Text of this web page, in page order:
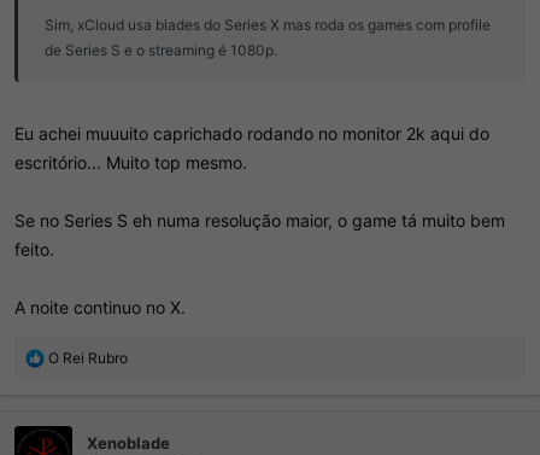
Sim, xCloud usa blades do Series X mas roda os games com profile
de Series S e o streaming é 1080p.
Eu achei muuuito caprichado rodando no monitor 2k aqui do
escritório... Muito top mesmo.
Se no Series S eh numa resolução maior, o game tá muito bem
feito.
A noite continuo no X.
R
ç
õ
O Rei Rubro
Xenoblade